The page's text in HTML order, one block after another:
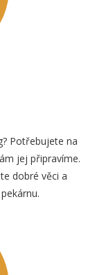
Potřebujete na
jej připravíme.
dobré věci a